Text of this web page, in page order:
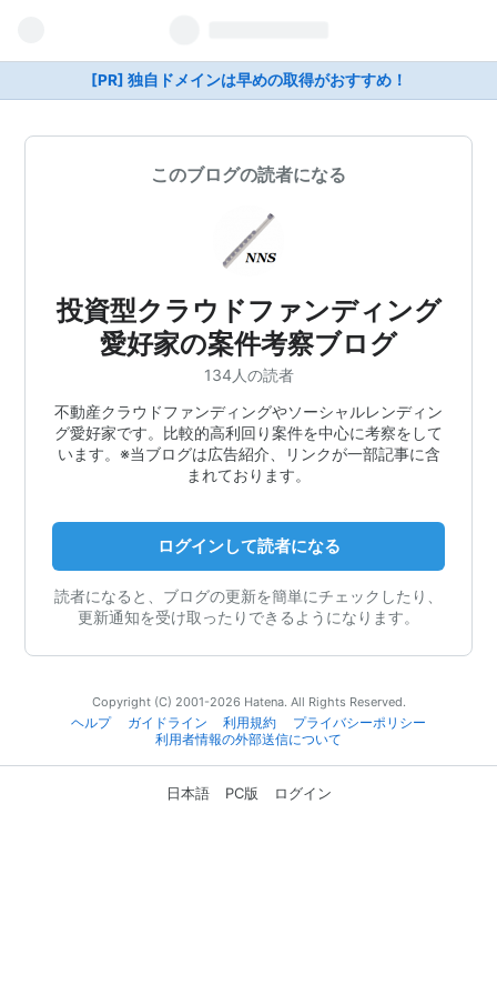
[PR] 独自ドメインは早めの取得がおすすめ！
このブログの読者になる
投資型クラウドファンディング
愛好家の案件考察ブログ
134人の読者
不動産クラウドファンディングやソーシャルレンディン
グ愛好家です。比較的高利回り案件を中心に考察をして
います。※当ブログは広告紹介、リンクが一部記事に含
まれております。
ログインして読者になる
読者になると、ブログの更新を簡単にチェックしたり、
更新通知を受け取ったりできるようになります。
Copyright (C) 2001-2026 Hatena. All Rights Reserved.
ヘルプ
ガイドライン 利用規約
プライバシーポリシー
利用者情報の外部送信について
日本語 PC版 ログイン